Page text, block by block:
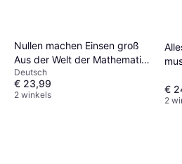
Nullen machen Einsen groß
Aus der Welt der Mathematik
Bd.2 Holger Dambeck ePub
(E-Book)
Deutsch
€ 23,99
2 winkels
€
2